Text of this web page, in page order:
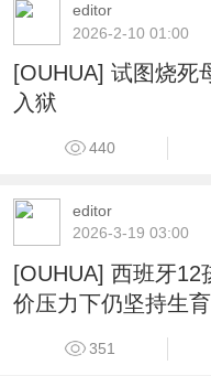
editor
2026-2-10 01:00
[OUHUA] 试图烧死
入狱
440
editor
2026-3-19 03:00
[OUHUA] 西班牙
价压力下仍坚持生育
351